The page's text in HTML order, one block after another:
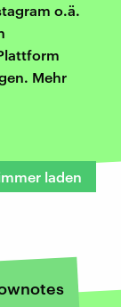
o.ä.
Mehr
laden